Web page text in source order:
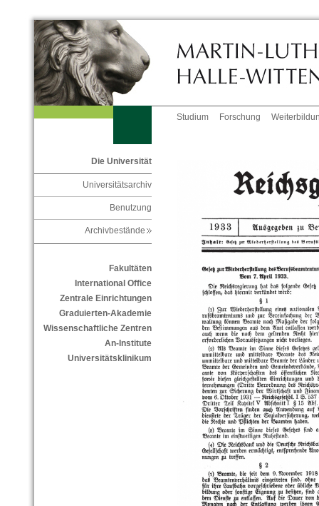
Studium Forschung
Die Universität
Universitätsarchiv
Benutzung
Archivbestände
Fakultäten
International Office
Zentrale Einrichtungen
Graduierten-Akademie
Wissenschaftliche Zentren
An-Institute
Universitätsklinikum